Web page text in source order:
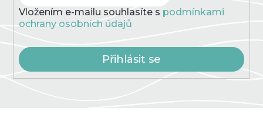
Vložením e-mailu souhlasíte s podmínkami
ochrany osobních údajů
Přihlásit se